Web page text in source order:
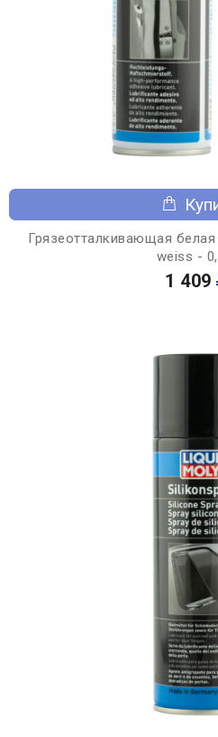
Грязеотталкивающая
weiss -
1 409